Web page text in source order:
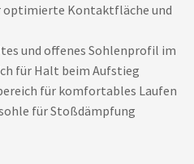
Kontaktfläche und
und offenes Sohlenprofil im
für Halt beim Aufstieg
für komfortables Laufen
für Stoßdämpfung